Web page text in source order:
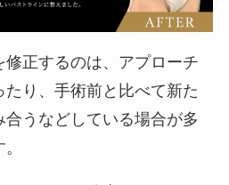
正するのは、アプローチ
り、手術前と比べて新た
うなどしている場合が多